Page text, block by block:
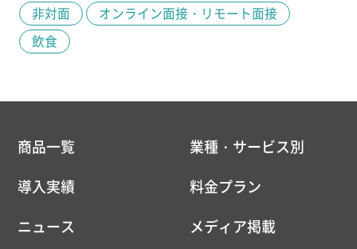
非対面
オンライン面接・リモート面接
飲食
商品一覧
業種・サービス別
導入実績
料金プラン
ニュース
メディア掲載